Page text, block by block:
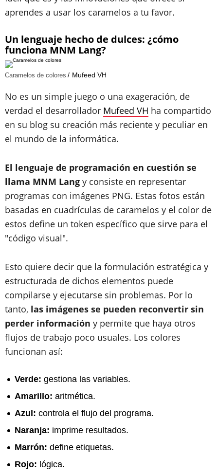
aprendes a usar los caramelos a tu favor.
Un lenguaje hecho de dulces: ¿cómo
funciona MNM Lang?
Caramelos de colores Mufeed VH
No es un simple juego o una exageración, de
verdad el desarrollador Mufeed VH ha compartido
en su blog su creación más reciente y peculiar en
el mundo de la informática.
El lenguaje de programación en cuestión se
llama MNM Lang y consiste en representar
programas con imágenes PNG. Estas fotos están
basadas en cuadrículas de caramelos y el color de
estos define un token específico que sirve para el
"código visual".
Esto quiere decir que la formulación estratégica y
estructurada de dichos elementos puede
compilarse y ejecutarse sin problemas. Por lo
tanto, las imágenes se pueden reconvertir sin
perder información y permite que haya otros
flujos de trabajo poco usuales. Los colores
funcionan así:
Verde: gestiona las variables.
Amarillo: aritmética.
Azul: controla el flujo del programa.
Naranja: imprime resultados.
Marrón: define etiquetas.
Rojo: lógica.